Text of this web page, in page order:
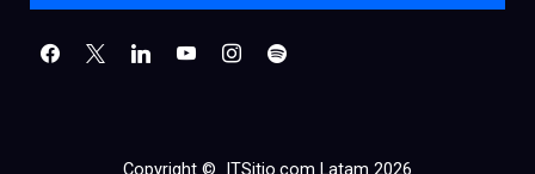
Copyright © ITSitio.com Latam 2026